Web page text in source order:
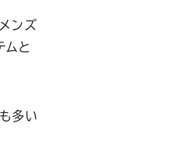
ンズ
ムと
多い